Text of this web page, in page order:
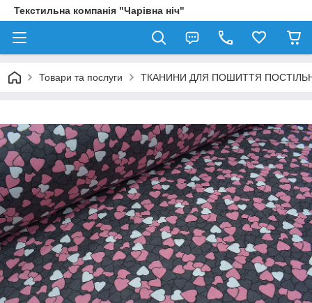
Текстильна компанія "Чарівна ніч"
Товари та послуги ТКАНИНИ ДЛЯ ПОШИТТЯ